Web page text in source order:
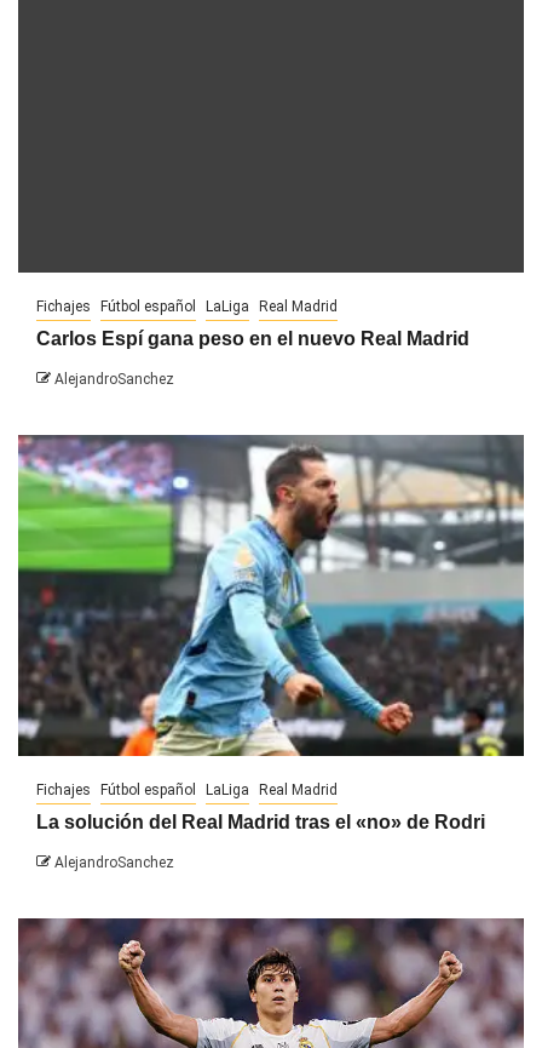
Fichajes Fútbol español LaLiga Real Madrid
Carlos Espí gana peso en el nuevo Real Madrid
AlejandroSanchez
Fichajes Fútbol español LaLiga Real Madrid
La solución del Real Madrid tras el «no» de Rodri
AlejandroSanchez